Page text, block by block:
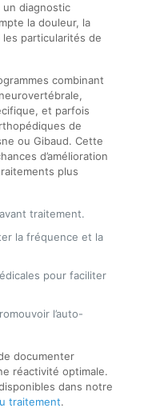
un diagnostic
la douleur, la
les particularités de
combinant
et parfois
de
ou Gibaud. Cette
d’amélioration
plus
traitement.
la fréquence et la
pour faciliter
l’auto-
documenter
réactivité optimale.
dans notre
traitement.